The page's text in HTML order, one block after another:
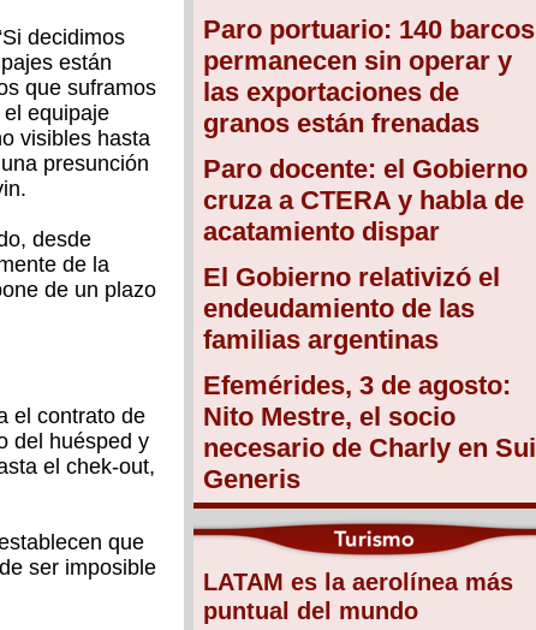
Paro portuario: 140 barcos
permanecen sin operar y
las exportaciones de
granos están frenadas
Paro docente: el Gobierno
cruza a CTERA y habla de
acatamiento dispar
El Gobierno relativizó el
endeudamiento de las
familias argentinas
Efemérides, 3 de agosto:
Nito Mestre, el socio
necesario de Charly en Sui
Generis
LATAM es la aerolínea más
puntual del mundo
decidimos
están
que suframos
equipaje
visibles hasta
presunción
desde
de la
de un plazo
el contrato de
del huésped y
el chek-out,
que
ser imposible